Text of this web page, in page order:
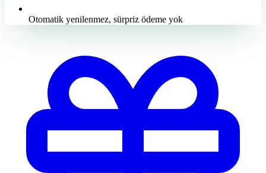
Otomatik yenilenmez, sürpriz ödeme yok